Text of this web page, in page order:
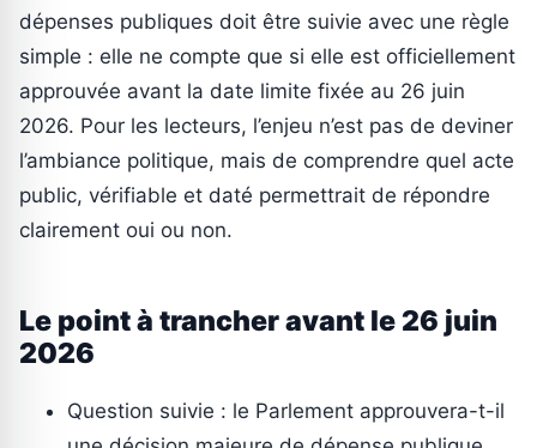
dépenses publiques doit être suivie avec une règle
simple : elle ne compte que si elle est officiellement
approuvée avant la date limite fixée au 26 juin
2026. Pour les lecteurs, l’enjeu n’est pas de deviner
l’ambiance politique, mais de comprendre quel acte
public, vérifiable et daté permettrait de répondre
clairement oui ou non.
Le point à trancher avant le 26 juin
2026
Question suivie : le Parlement approuvera-t-il